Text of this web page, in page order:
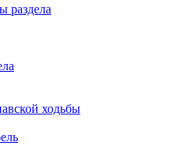
раздела
ходьбы